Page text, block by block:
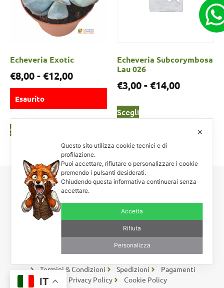
Echeveria Exotic
€8,00- €12,00
Esaurito
Scegli
Echeveria Subcorymbosa
Lau 026
€3,00- €14,00
Scegli
Carnosa & Spinosa
Piante grasse, succulente e cactacee – Via Teodora Bresciani, 40 –
25080 Manerba BS – P.I. 04796900985 – Tel/Fax +39 0365
654261
Termini & Condizioni
Spedizioni
Pagamenti
Privacy Policy
Cookie Policy
IT
✕
Questo sito utilizza cookie tecnici e di
profilazione.
Puoi accettare, rifiutare o personalizzare i cookie
premendo i pulsanti desiderati.
Chiudendo questa informativa continuerai senza
accettare.
Accetta
Rifiuta
Personalizza